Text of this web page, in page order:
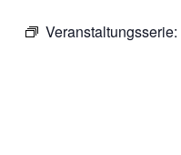
Veranstaltungsserie: